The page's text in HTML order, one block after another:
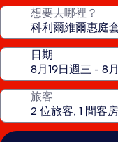
想要去哪裡？
日期
旅客